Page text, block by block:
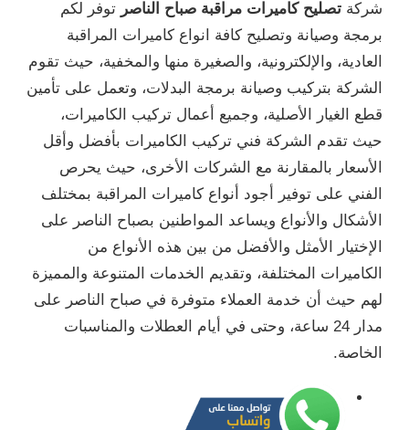
شركة تصليح كاميرات مراقبة صباح الناصر توفر لكم
برمجة وصيانة وتصليح كافة انواع كاميرات المراقبة
العادية، والإلكترونية، والصغيرة منها والمخفية، حيث تقوم
الشركة بتركيب وصيانة برمجة البدلات، وتعمل على تأمين
قطع الغيار الأصلية، وجميع أعمال تركيب الكاميرات،
حيث تقدم الشركة فني تركيب الكاميرات بأفضل وأقل
الأسعار بالمقارنة مع الشركات الأخرى، حيث يحرص
الفني على توفير أجود أنواع كاميرات المراقبة بمختلف
الأشكال والأنواع ويساعد المواطنين بصباح الناصر على
الإختيار الأمثل والأفضل من بين هذه الأنواع من
الكاميرات المختلفة، وتقديم الخدمات المتنوعة والمميزة
لهم حيث أن خدمة العملاء متوفرة في صباح الناصر على
مدار 24 ساعة، وحتى في أيام العطلات والمناسبات
الخاصة.